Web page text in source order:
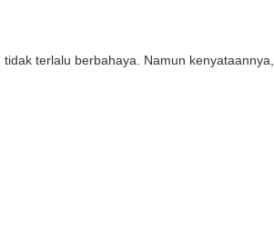
terlalu berbahaya. Namun kenyataannya,